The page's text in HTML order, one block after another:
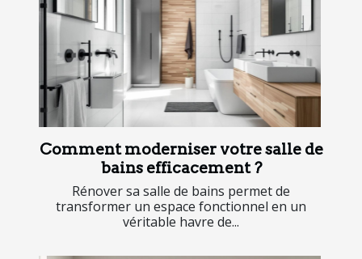
Comment moderniser votre salle de
bains efficacement ?
Rénover sa salle de bains permet de
transformer un espace fonctionnel en un
véritable havre de...